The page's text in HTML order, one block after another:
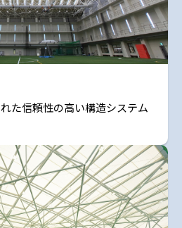
た信頼性の高い構造システム